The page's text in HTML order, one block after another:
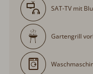
SAT-TV mit
Gartengrill